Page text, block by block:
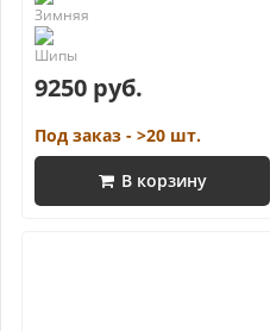
9250 руб.
Под заказ - >20 шт.
В корзину